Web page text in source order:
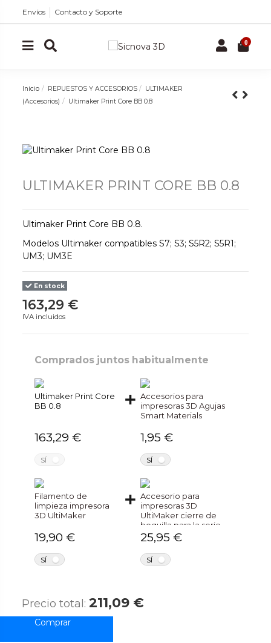
Envíos Contacto y Soporte
0
Inicio REPUESTOS Y ACCESORIOS
ULTIMAKER
(Accesorios)
Ultimaker Print Core BB 0.8
ULTIMAKER PRINT CORE BB 0.8
Ultimaker Print Core BB 0.8.
Modelos Ultimaker compatibles S7; S3; S5R2; S5R1;
UM3; UM3E
En stock
163,29 €
IVA incluidos
Comprados juntos habitualmente
Ultimaker Print Core
BB 0.8
163,29 €
SÍ
Accesorios para
impresoras 3D Agujas
Smart Materials
1,95 €
SÍ
Filamento de
limpieza impresora
3D UltiMaker
19,90 €
SÍ
Accesorio para
impresoras 3D
UltiMaker cierre de
boquilla para la serie
S (pack de 6)
25,95 €
SÍ
Precio total:211,09 €